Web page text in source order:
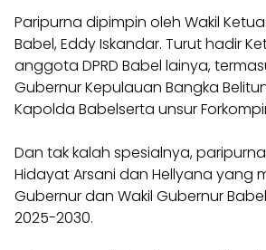
Paripurna dipimpin oleh Wakil Ketua
Babel, Eddy Iskandar. Turut hadir
anggota DPRD Babel lainya,
Gubernur Kepulauan Bangka
Kapolda Babelserta unsur
Dan tak kalah spesialnya,
Hidayat Arsani dan Hellyana yang
Gubernur dan Wakil Gubernur
2025-2030.